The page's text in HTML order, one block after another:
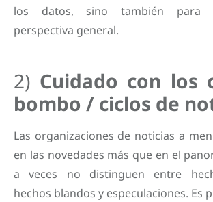
los datos, sino también para
perspectiva general.
2) Cuidado con los
bombo / ciclos de
Las organizaciones de noticias a
en las novedades más que en el
a veces no distinguen entre
hechos blandos y especulaciones. Es